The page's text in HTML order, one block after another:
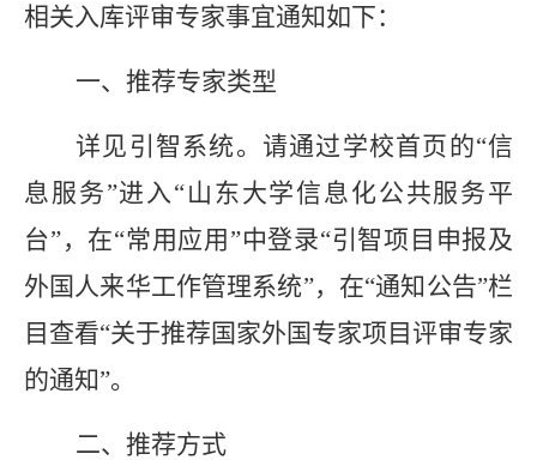
相关入库评审专家事宜通知如下：
一、推荐专家类型
详见引智系统。请通过学校首页的“信
息服务”进入“山东大学信息化公共服务平
台”，在“常用应用”中登录“引智项目申报及
外国人来华工作管理系统”，在“通知公告”栏
目查看“关于推荐国家外国专家项目评审专家
的通知”。
二、推荐方式